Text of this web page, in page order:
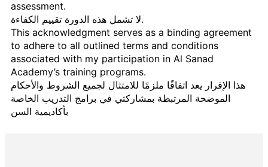
assessment.
لا تشمل هذه الدورة تقييم الكفاءة.
This acknowledgment serves as a binding agreement
to adhere to all outlined terms and conditions
associated with my participation in Al Sanad
Academy’s training programs.
هذا الإقرار يعد اتفاقًا ملزمًا للامتثال لجميع الشروط والأحكام
الموضحة المرتبطة بمشاركتي في برامج التدريب الخاصة
بأكاديمية السن